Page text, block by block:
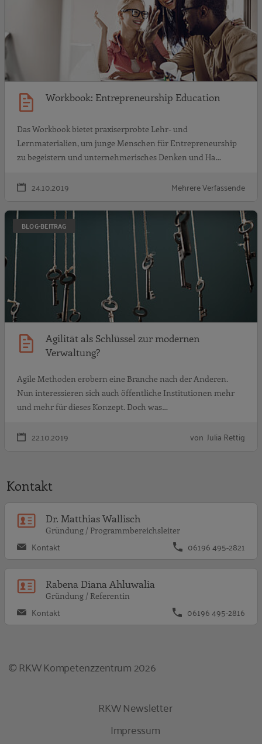
Workbook: Entrepreneurship Education
Das Workbook bietet praxiserprobte Lehr- und
Lernmaterialien, um junge Menschen für Entrepreneurship
zu begeistern und unternehmerisches Denken und Ha…
24.10.2019 Mehrere Verfassende
BLOG-BEITRAG
Agilität als Schlüssel zur modernen
Verwaltung?
Agile Methoden erobern eine Branche nach der Anderen.
Nun interessieren sich auch öffentliche Institutionen mehr
und mehr für dieses Konzept. Doch was…
22.10.2019 von Julia Rettig
Kontakt
Dr. Matthias Wallisch
Gründung / Programmbereichsleiter
Kontakt 06196 495-2821
Rabena Diana Ahluwalia
Gründung / Referentin
Kontakt 06196 495-2816
© RKW Kompetenzzentrum 2026
RKW Newsletter
Impressum